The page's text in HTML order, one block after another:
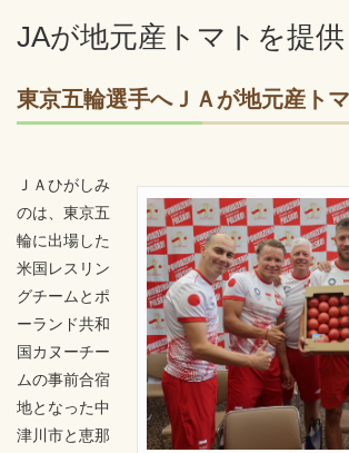
JAが地元産トマトを提供
東京五輪選手へＪＡが地元産ト
ＪＡひがしみ
のは、東京五
輪に出場した
米国レスリン
グチームとポ
ーランド共和
国カヌーチー
ムの事前合宿
地となった中
津川市と恵那